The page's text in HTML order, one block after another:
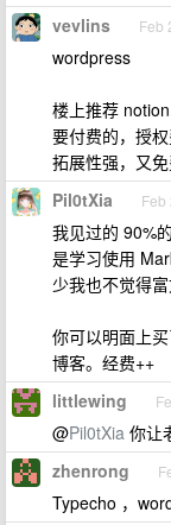
vevlins Feb
wordpress
楼上推荐
要付费的，授
拓展性强，又免
Pil0tXia Feb
我见过的 90%
是学习使用
少我也不觉得
你可以明面上
博客。经费++
littlewing
@Pil0tXia 你让
zhenrong
Typecho ，